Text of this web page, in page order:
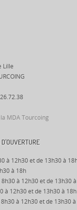
Lille
MDA Tourcoing
à 12h30 et de 13h30 à
à 18h
8h30 à 12h30 et de 13h30
à 12h30 et de 13h30 à 18h
à 12h30 et de 13h30